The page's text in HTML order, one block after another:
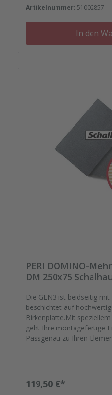
Artikelnummer: 51002857
In den
PERI DOMINO-
DM 250x75
Die GEN3 ist beidseitig
beschichtet auf
Birkenplatte.Mit
geht Ihre montagefertige
Passgenau zu Ihren
Regulärer Preis:
119,50 €*